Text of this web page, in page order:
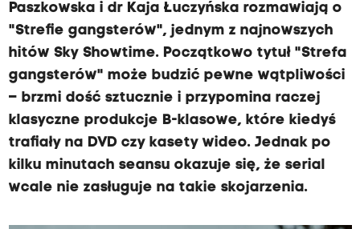
Paszkowska i dr Kaja Łuczyńska rozmawiają o
"Strefie gangsterów", jednym z najnowszych
hitów Sky Showtime. Początkowo tytuł "Strefa
gangsterów" może budzić pewne wątpliwości
– brzmi dość sztucznie i przypomina raczej
klasyczne produkcje B-klasowe, które kiedyś
trafiały na DVD czy kasety wideo. Jednak po
kilku minutach seansu okazuje się, że serial
wcale nie zasługuje na takie skojarzenia.